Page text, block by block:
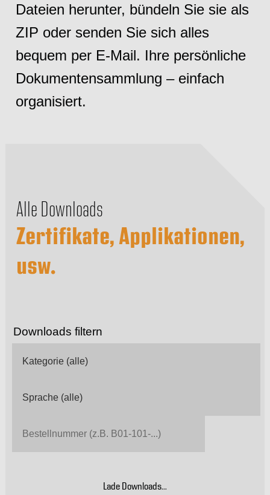
Dateien herunter, bündeln Sie sie als
ZIP oder senden Sie sich alles
bequem per E-Mail. Ihre persönliche
Dokumentensammlung – einfach
organisiert.
Alle Downloads
Zertifikate, Applikationen,
usw.
Downloads filtern
Lade Downloads…